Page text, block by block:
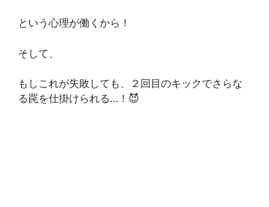
という心理が働くから！
そして、
もしこれが失敗しても、２回目のキックでさらな
る罠を仕掛けられる…！😈